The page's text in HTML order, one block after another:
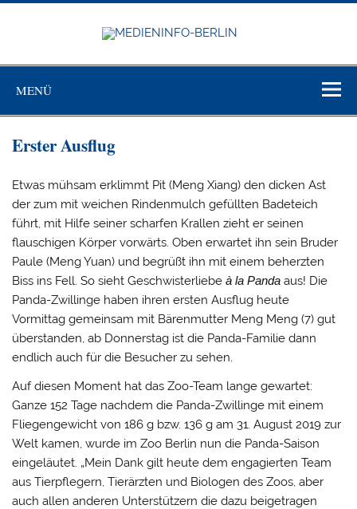
Zum
MENÜ
Erster Ausflug
Etwas mühsam erklimmt Pit (Meng Xiang) den dicken Ast
der zum mit weichen Rindenmulch gefüllten Badeteich
führt, mit Hilfe seiner scharfen Krallen zieht er seinen
flauschigen Körper vorwärts. Oben erwartet ihn sein Bruder
Paule (Meng Yuan) und begrüßt ihn mit einem beherzten
Biss ins Fell. So sieht Geschwisterliebe à la Pandaaus! Die
Panda-Zwillinge haben ihren ersten Ausflug heute
Vormittag gemeinsam mit Bärenmutter Meng Meng (7) gut
überstanden, ab Donnerstag ist die Panda-Familie dann
endlich auch für die Besucher zu sehen.
Auf diesen Moment hat das Zoo-Team lange gewartet:
Ganze 152 Tage nachdem die Panda-Zwillinge mit einem
Fliegengewicht von 186 g bzw. 136 g am 31. August 2019 zur
Welt kamen, wurde im Zoo Berlin nun die Panda-Saison
eingeläutet. „Mein Dank gilt heute dem engagierten Team
aus Tierpflegern, Tierärzten und Biologen des Zoos, aber
auch allen anderen Unterstützern die dazu beigetragen